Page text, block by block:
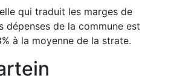
qui traduit les marges de
dépenses de la commune est
% à la moyenne de la strate.